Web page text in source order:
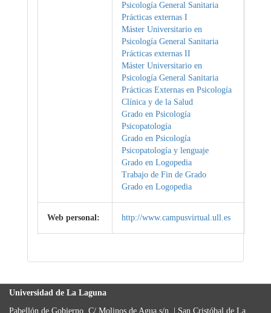
Psicología General Sanitaria
Prácticas externas I
Máster Universitario en
Psicología General Sanitaria
Prácticas externas II
Máster Universitario en
Psicología General Sanitaria
Prácticas Externas en Psicología
Clínica y de la Salud
Grado en Psicología
Psicopatología
Grado en Psicología
Psicopatología y lenguaje
Grado en Logopedia
Trabajo de Fin de Grado
Grado en Logopedia
Web personal: http://www.campusvirtual.ull.es
Universidad de La Laguna
Pabellón de Gobierno, C/ Molinos de Agua s/n. | San Cristóbal de La